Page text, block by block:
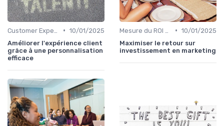
• 10/01/2025
Améliorer l'expérience client
grâce à une personnalisation
efficace
• 10/01/2025
Maximiser le retour sur
investissement en marketing